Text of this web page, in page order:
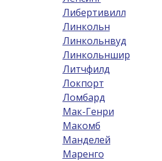
Либертивилл
Линкольн
Линкольнвуд
Линкольншир
Литчфилд
Локпорт
Ломбард
Мак-Генри
Макомб
Манделей
Маренго